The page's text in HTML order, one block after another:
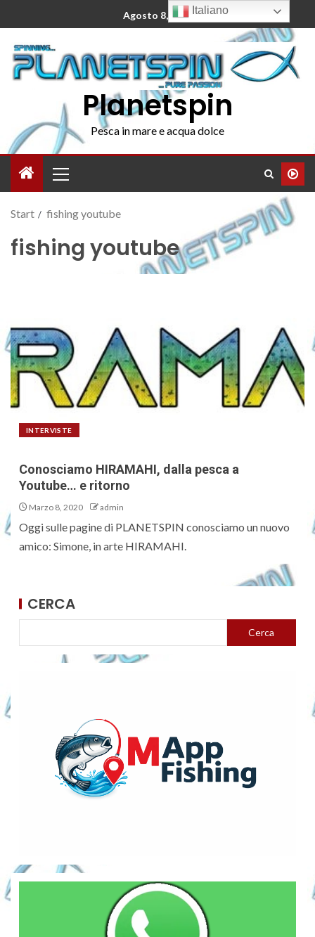
Agosto 8, 2026
Planetspin
Pesca in mare e acqua dolce
Start fishing youtube
fishing youtube
INTERVISTE
Conosciamo HIRAMAHI, dalla pesca a
Youtube… e ritorno
Marzo 8, 2020 admin
Oggi sulle pagine di PLANETSPIN conosciamo un nuovo
amico: Simone, in arte HIRAMAHI.
CERCA
Cerca
Italiano